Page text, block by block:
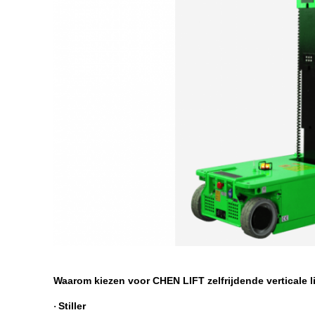
Waarom kiezen voor CHEN LIFT zelfrijdende verticale
· Stiller